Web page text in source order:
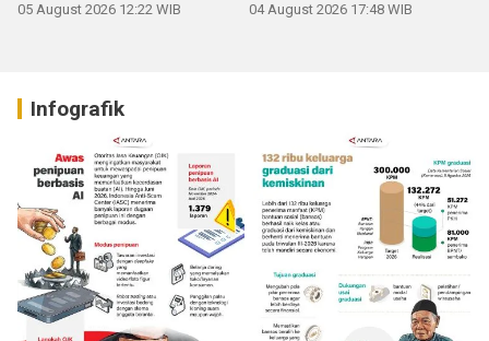
05 August 2026 12:22 WIB 04 August 2026 17:48 WIB
Infografik